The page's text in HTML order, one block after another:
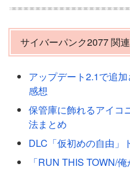
サイバーパンク2077 関
アップデート2.1で追
感想
保管庫に飾れるアイコ
法まとめ
DLC「仮初めの自由」
「RUN THIS TOWN/